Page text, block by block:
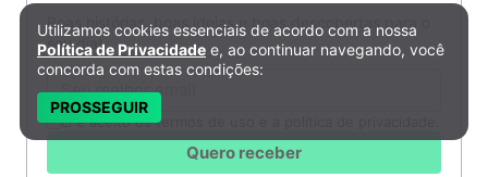
Boas histórias, boas ideias e boas descobertas para o
seu dia!
Email
Li e aceito os termos de uso e a política de privacidade.
Quero receber
Política de Privacidade e Cookies
Utilizamos cookies essenciais de acordo com a nossa
Política de Privacidade e, ao continuar navegando, você
concorda com estas condições:
PROSSEGUIR